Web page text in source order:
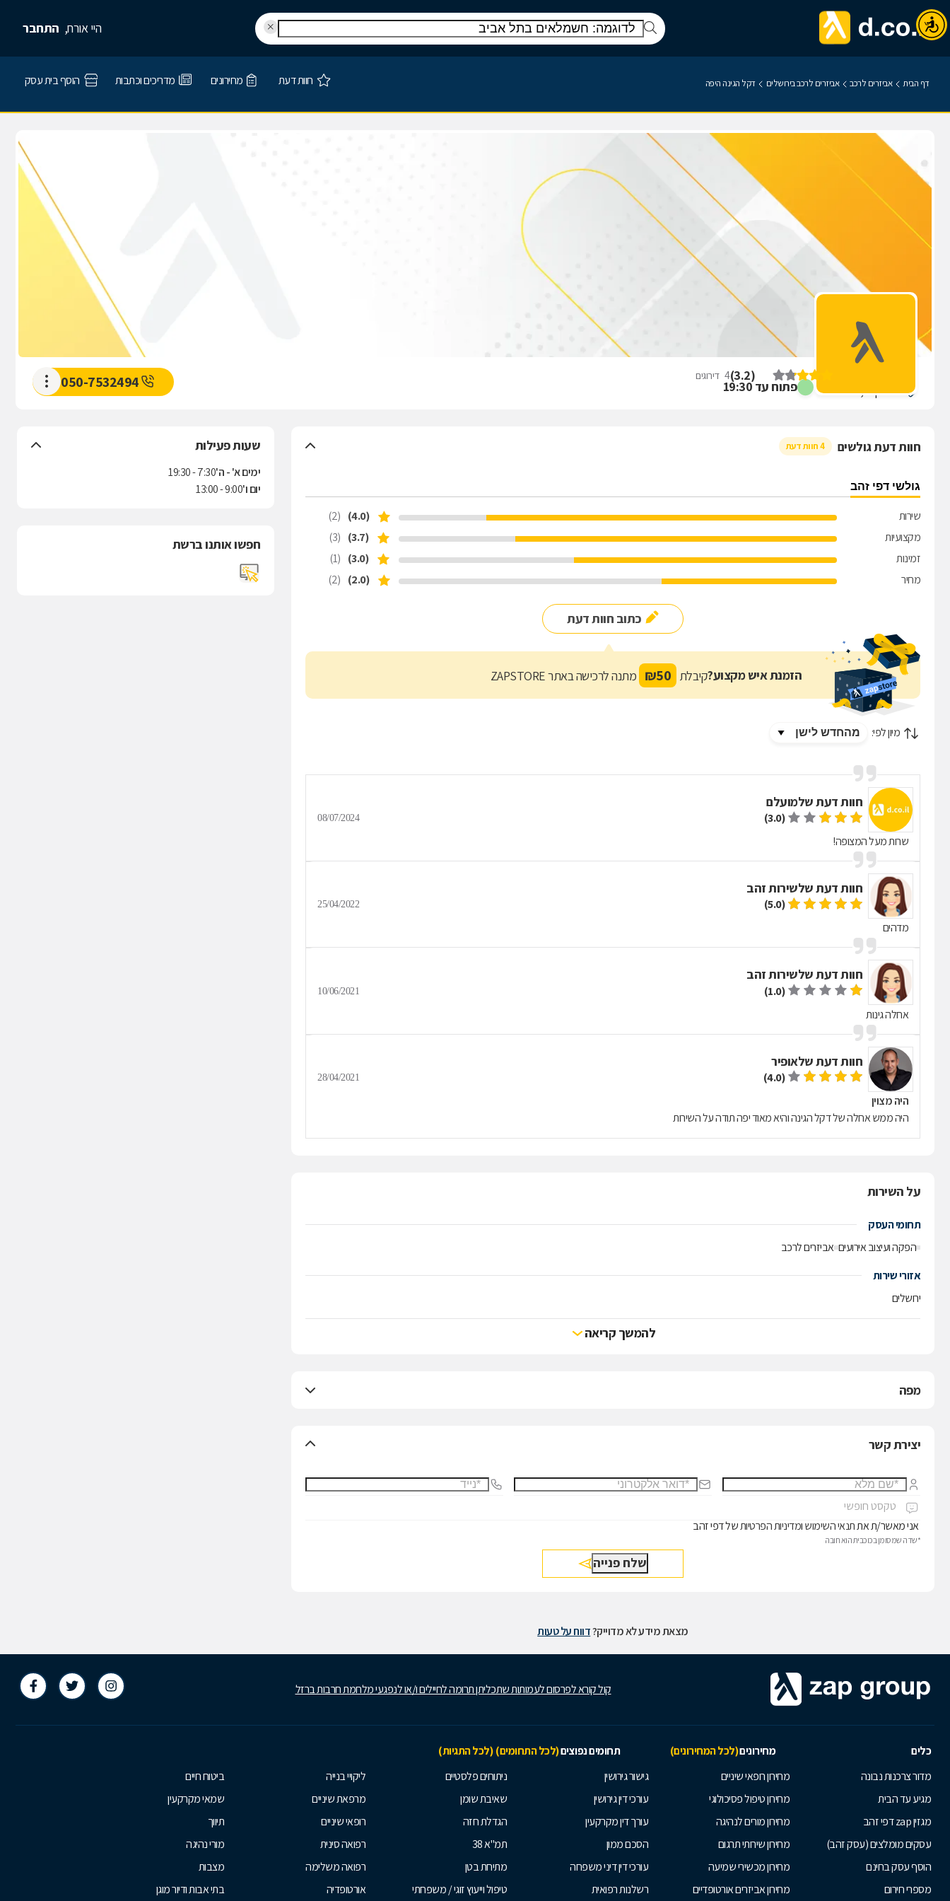
היי אורח, התחבר
דף הבית אביזרים לרכב אביזרים לרכב בירושלים דקל הגינה היפה חוות דעת מחירונים מדריכים וכתבות הוסף בית עסק
פתוח עד 19:30
(
3.2
)
4 דירוגים
הרב שך 1, ירושלים 050-7532494
חוות דעת גולשים 4 חוות דעת
גולשי דפי זהב
שירות (4.0)
(2)
מקצועיות
(3.7)
(3)
זמינות
(3.0)
(1)
מחיר
(2.0)
(2)
כתוב חוות דעת
הזמנת איש מקצוע?קיבלת 50
₪ מתנה לרכישה באתר ZAPSTORE
מיון לפי:
חוות דעת שלמועלם
(3.0)
08/07/2024
שרות מעל המצופה!
חוות דעת שלשירות זהב
(5.0)
25/04/2022
מדהים
חוות דעת שלשירות זהב
(1.0)
10/06/2021
אחלה גינות
חוות דעת שלאופיר
(4.0)
28/04/2021
היה מצוין
היה ממש אחלה של דקל הגינה והיא מאוד יפה תודה על השירות
על השירות
תחומי העסק
הפקה ועיצוב אירועים אביזרים לרכב
אזורי שירות
ירושלים
להמשך קריאה
מפה
יצירת קשר
אני מאשר/ת אתתנאי השימושומדיניות הפרטיותשל דפי זהב
*שדה שמסומן בכוכבית הוא חובה
שעות פעילות
ימים א' - ה'7:30 - 19:30
יום ו'9:00 - 13:00
חפשו אותנו ברשת
מצאת מידע לא מדוייק?דווח על טעות
קול קורא לפרסום לעמותות שתכליתן תרומה לחיילים ו/או לנפגעי מלחמת חרבות ברזל
כלים מחירונים(לכל המחירונים) תחומים נפוצים(לכל התחומים) (לכל התגיות)
מדור צרכנות נבונה
מגיע עד הבית
מגזין zap דפי זהב
עסקים מומלצים (עסק זהב)
הוסף עסק בחינם
מספרי חירום
מחירון רופאי שיניים
מחירון טיפול פסיכולוגי
מחירון מורים לנהיגה
מחירון שירותי תרגום
מחירון מכשירי שמיעה
מחירון אביזרים אורטופדיים
גישור גירושין
עורכי דין גירושין
עורך דין מקרקעין
הסכם ממון
עורכי דין דיני משפחה
רשלנות רפואית
ניתוחים פלסטיים
שאיבת שומן
הגדלת חזה
תמ"א 38
מתיחת בטן
טיפול וייעוץ זוגי / משפחתי
ליקויי בנייה
מרפאת שיניים
רופאי שיניים
רפואה סינית
רפואה משלימה
אורטופדיה
ביטוח חיים
שמאי מקרקעין
תיווך
מורי נהיגה
מצבות
בתי אבות ודיור מוגן